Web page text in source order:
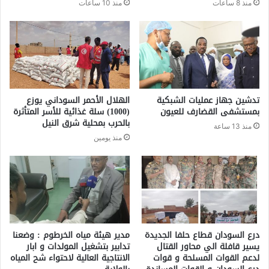
منذ 8 ساعات منذ 10 ساعات
تدشين جهاز عمليات الشبكية
بمستشفى القضارف للعيون
منذ 13 ساعة
الهلال الأحمر السوداني يوزع
(1000) سلة غذائية للأسر المتأثرة
بالحرب بمحلية شرق النيل
منذ يومين
درع السودان قطاع حلفا الجديدة
يسير قافلة الي محاور القتال
لدعم القوات المسلحة و قوات
مدير هيئة مياه الخرطوم : وضعنا
تدابير بتشغيل المولدات و ابار
الانتاجية العالية لاحتواء شح المياه